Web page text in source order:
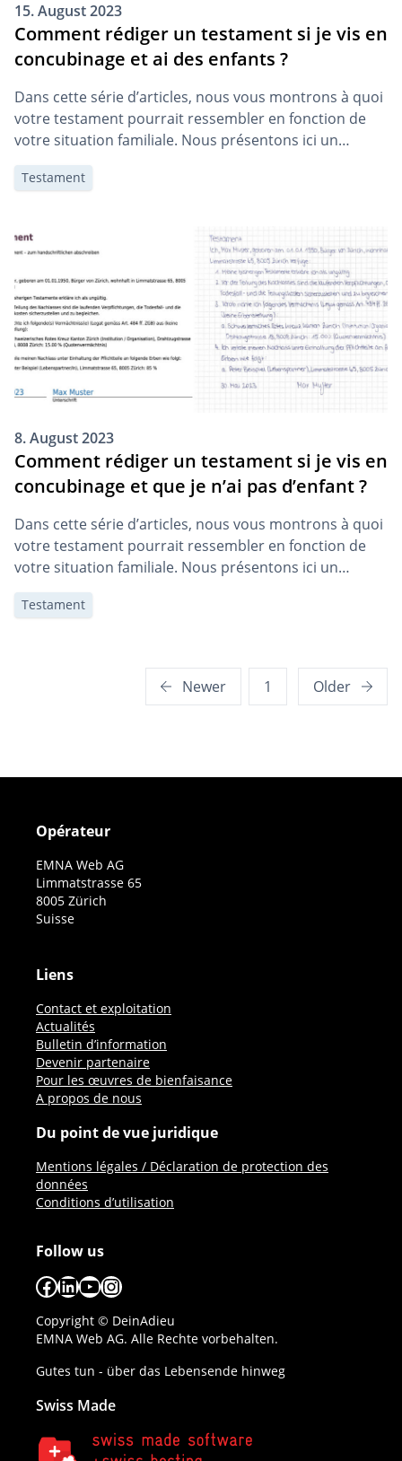
15. August 2023
Comment rédiger un testament si je vis en
concubinage et ai des enfants ?
Dans cette série d’articles, nous vous montrons à quoi
votre testament pourrait ressembler en fonction de
votre situation familiale. Nous présentons ici un
exemple de testament pour une personne vivant en
concubinage et qui a des enfants.
Testament
8. August 2023
Comment rédiger un testament si je vis en
concubinage et que je n’ai pas d’enfant ?
Dans cette série d’articles, nous vous montrons à quoi
votre testament pourrait ressembler en fonction de
votre situation familiale. Nous présentons ici un
exemple de testament pour une personne vivant en
concubinage sans enfant.
Testament
Newer 1 Older
Opérateur
EMNA Web AG
Limmatstrasse 65
8005 Zürich
Suisse
Liens
Contact et exploitation
Actualités
Bulletin d’information
Devenir partenaire
Pour les œuvres de bienfaisance
A propos de nous
Du point de vue juridique
Mentions légales / Déclaration de protection des
données
Conditions d’utilisation
Follow us
Facebook
LinkedIn
YouTube
Instagram
Copyright © DeinAdieu
EMNA Web AG. Alle Rechte vorbehalten.
Gutes tun - über das Lebensende hinweg
Swiss Made